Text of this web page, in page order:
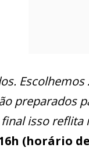
preparados
isso reflita
(horário